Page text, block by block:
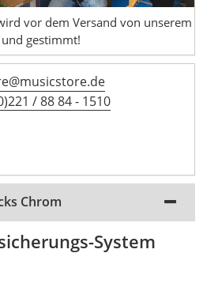
vor dem Versand von unserem
gestimmt!
/ 88 84 - 1510
Chrom
System